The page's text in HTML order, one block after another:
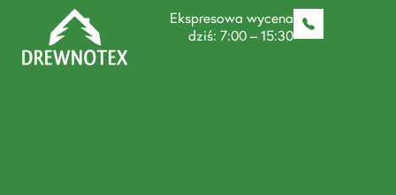
Ekspresowa wycena
dziś: 7:00 – 15:30